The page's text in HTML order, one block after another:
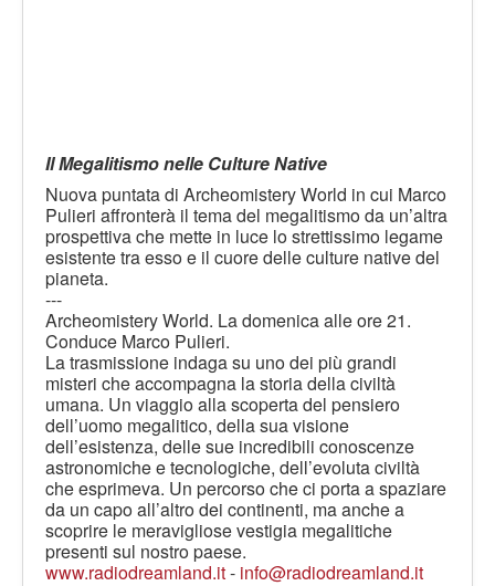
Il Megalitismo nelle Culture Native
Nuova puntata di Archeomistery World in cui Marco
Pulieri affronterà il tema del megalitismo da un’altra
prospettiva che mette in luce lo strettissimo legame
esistente tra esso e il cuore delle culture native del
pianeta.
---
Archeomistery World. La domenica alle ore 21.
Conduce Marco Pulieri.
La trasmissione indaga su uno dei più grandi
misteri che accompagna la storia della civiltà
umana. Un viaggio alla scoperta del pensiero
dell’uomo megalitico, della sua visione
dell’esistenza, delle sue incredibili conoscenze
astronomiche e tecnologiche, dell’evoluta civiltà
che esprimeva. Un percorso che ci porta a spaziare
da un capo all’altro dei continenti, ma anche a
scoprire le meravigliose vestigia megalitiche
presenti sul nostro paese.
www.radiodreamland.it- info@radiodreamland.it